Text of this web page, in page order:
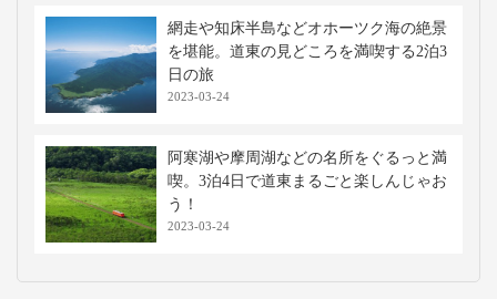
網走や知床半島などオホーツク海の絶景
を堪能。道東の見どころを満喫する2泊3
日の旅
2023-03-24
阿寒湖や摩周湖などの名所をぐるっと満
喫。3泊4日で道東まるごと楽しんじゃお
う！
2023-03-24